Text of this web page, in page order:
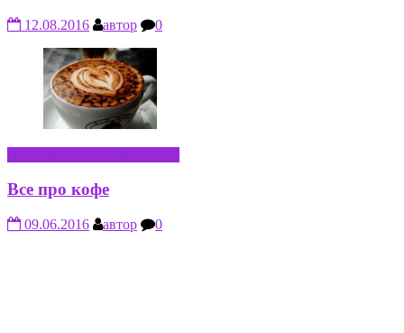
12.08.2016 автор 0
Все про кофе
09.06.2016 автор 0